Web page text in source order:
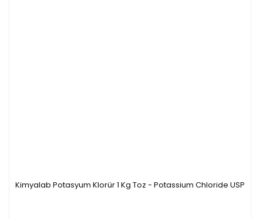
Kimyalab Potasyum Klorür 1 Kg Toz - Potassium Chloride USP